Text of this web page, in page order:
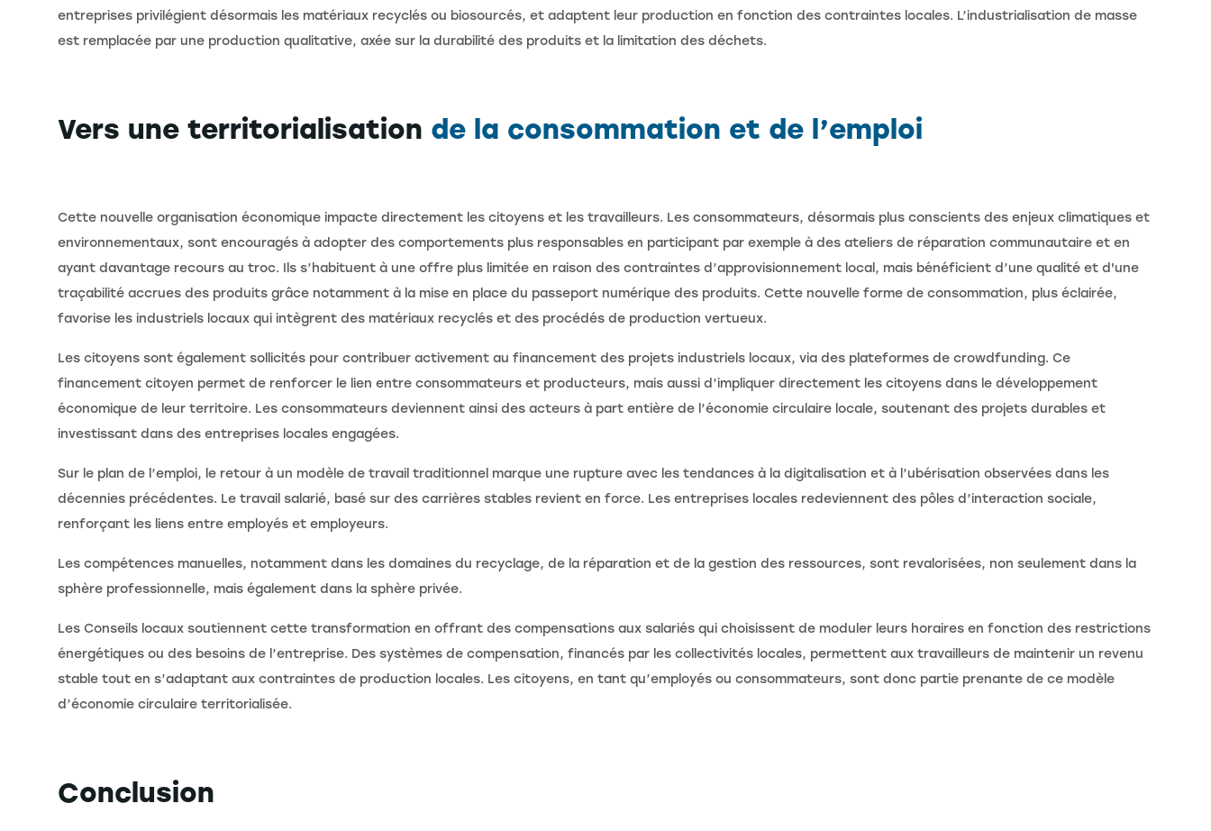
entreprises privilégient désormais les matériaux recyclés ou biosourcés, et adaptent leur production en fonction des contraintes locales. L’industrialisation de masse
est remplacée par une production qualitative, axée sur la durabilité des produits et la limitation des déchets.
Vers une territorialisation de la consommation et de l’emploi
Cette nouvelle organisation économique impacte directement les citoyens et les travailleurs. Les consommateurs, désormais plus conscients des enjeux climatiques et
environnementaux, sont encouragés à adopter des comportements plus responsables en participant par exemple à des ateliers de réparation communautaire et en
ayant davantage recours au troc. Ils s’habituent à une offre plus limitée en raison des contraintes d’approvisionnement local, mais bénéficient d’une qualité et d'une
traçabilité accrues des produits grâce notamment à la mise en place du passeport numérique des produits. Cette nouvelle forme de consommation, plus éclairée,
favorise les industriels locaux qui intègrent des matériaux recyclés et des procédés de production vertueux.
Les citoyens sont également sollicités pour contribuer activement au financement des projets industriels locaux, via des plateformes de crowdfunding. Ce
financement citoyen permet de renforcer le lien entre consommateurs et producteurs, mais aussi d’impliquer directement les citoyens dans le développement
économique de leur territoire. Les consommateurs deviennent ainsi des acteurs à part entière de l’économie circulaire locale, soutenant des projets durables et
investissant dans des entreprises locales engagées.
Sur le plan de l’emploi, le retour à un modèle de travail traditionnel marque une rupture avec les tendances à la digitalisation et à l’ubérisation observées dans les
décennies précédentes. Le travail salarié, basé sur des carrières stables revient en force. Les entreprises locales redeviennent des pôles d’interaction sociale,
renforçant les liens entre employés et employeurs.
Les compétences manuelles, notamment dans les domaines du recyclage, de la réparation et de la gestion des ressources, sont revalorisées, non seulement dans la
sphère professionnelle, mais également dans la sphère privée.
Les Conseils locaux soutiennent cette transformation en offrant des compensations aux salariés qui choisissent de moduler leurs horaires en fonction des restrictions
énergétiques ou des besoins de l’entreprise. Des systèmes de compensation, financés par les collectivités locales, permettent aux travailleurs de maintenir un revenu
stable tout en s’adaptant aux contraintes de production locales. Les citoyens, en tant qu’employés ou consommateurs, sont donc partie prenante de ce modèle
d’économie circulaire territorialisée.
Conclusion